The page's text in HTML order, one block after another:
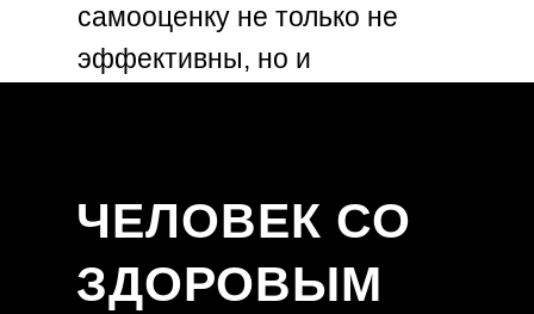
ЧЕЛОВЕК СО
ЗДОРОВЫМ
самооценку не только не
эффективны, но и